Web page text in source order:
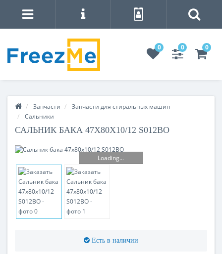
0 0 0
Запчасти
Запчасти для стиральных машин
Сальники
САЛЬНИК БАКА 47X80X10/12 S012BO
Loading...
Есть в наличии